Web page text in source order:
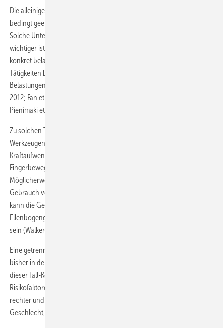
Die alleinige Betrachtung verschiedener Berufsgruppen ist jedoch nur
bedingt geeignet, das konkrete Risiko für die Epikondylitis zu ermitteln.
Solche Untersuchungen erbringen allenfalls grobe Hinweise, viel
wichtiger ist jedoch die Beurteilung verschiedener, den Ellenbogen
konkret belastender Tätigkeiten bzw. die Kombination solcher
Tätigkeiten bzw. mit diesen Tätigkeiten assoziierter konkreter
Belastungen nach Stärke und Dauer (Ahmad et al. 2013; Barrero et al.
2012; Fan et al. 2009, 2014; Molteni et al. 1996; Ono et al. 1998;
Pienimaki et al. 2011).
Zu solchen Tätigkeiten zählen der Gebrauch von schweren
Werkzeugen bzw. Werkstücken (> 1 kg), erforderliche
Kraftaufwendung bei der Arbeit, Repetition bei Hand- und
Fingerbewegungen, kombinierte kraftvolle Rotationsbewegungen.
Möglicherweise spielt auch die Vibrationsbelastung, z. B. durch den
Gebrauch von Pressluftwerkzeugen, eine Rolle. Ebenso bedeutsam
kann die Gelenkstellung (maximale Extension oder Flexion sowohl im
Ellenbogengelenk als auch im Handgelenk und die Stellung der Hand)
sein (Walker-Bone et al. 2012).
Eine getrennte Beurteilung für die rechte oder linke Hand wurde
bisher in der Literatur nicht vorgenommen (van Rijn et al. 2009). Ziel
dieser Fall-Kontroll-Studie war es, berufliche Belastungen, die als
Risikofaktoren für die laterale Epikondylitis gelten, getrennt nach
rechter und linker Hand, und adjustiert auf männliches und weibliches
Geschlecht, zu bestimmen.